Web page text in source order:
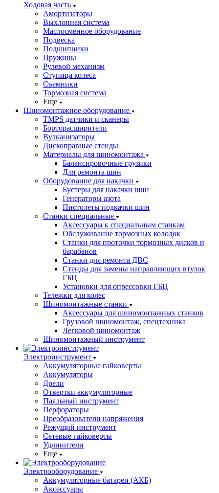
Ходовая часть
Амортизаторы
Выхлопная система
Маслосменное оборудование
Подвеска
Подшипники
Пружины
Рулевой механизм
Ступица колеса
Съемники
Тормозная система
Еще
Шиномонтажное оборудование
TMPS датчики и сканеры
Борторасширители
Вулканизаторы
Дископравные стенды
Материалы для шиномонтажа
Балансировочные грузики
Для ремонта шин
Оборудование для накачки
Бустеры для накачки шин
Генераторы азота
Пистолеты подкачки шин
Станки специальные
Аксессуары к специальным станкам
Обслуживание тормозных колодок
Станки для проточки тормозных дисков и
барабанов
Станки для ремонта ДВС
Стенды для замены направляющих втулок
ГБЦ
Установки для опрессовки ГБЦ
Тележки для колес
Шиномонтажные станки
Аксессуары для шиномонтажных станков
Грузовой шиномонтаж, спецтехника
Легковой шиномонтаж
Шиномонтажный инструмент
Электроинструмент
Аккумуляторные гайковерты
Аккумуляторы
Дрели
Отвертки аккумуляторные
Паяльный инструмент
Перфораторы
Преобразователи напряжения
Режущий инструмент
Сетевые гайковерты
Удлинители
Еще
Электрооборудование
Аккумуляторные батареи (АКБ)
Аксессуары